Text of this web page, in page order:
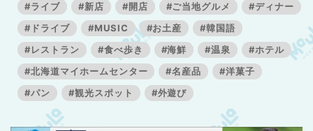
#ライブ
#新店 #開店 #ご当地グルメ
#ディナー
#ドライブ
#MUSIC #お土産
#韓国語
#レストラン
#食べ歩き #海鮮 #温泉
#ホテル
#北海道マイホームセンター
#名産品
#洋菓子
#パン
#観光スポット #外遊び